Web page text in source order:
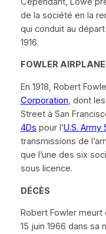
de la société en la
qui conduit au
1916.
FOWLER
En 1918, Robert
Corporation, dont
Streetà San
4Ds pour l’U.S. Army
transmissions de
que l’une des six
sous licence.
DÉCÈS
Robert Fowler meurt
15 juin 1966 dans sa